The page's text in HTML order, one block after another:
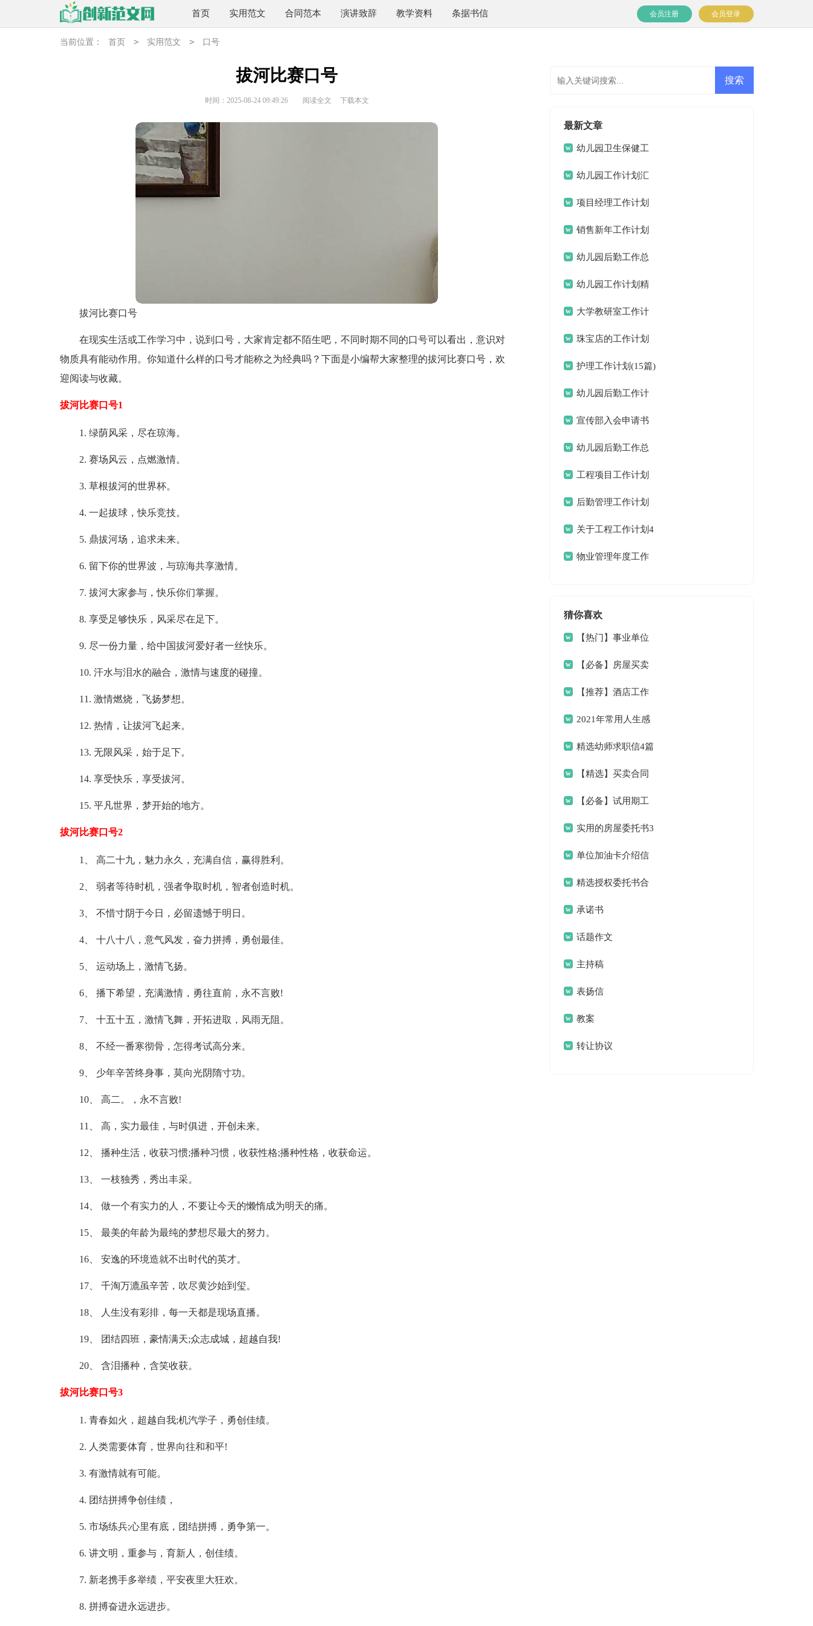
首页 实用范文 合同范本 演讲致辞 教学资料 条据书信 会员登录
会员注册
当前位置： 首页 > 实用范文 > 口号
拔河比赛口号
时间：2025-08-24 09:49:26 阅读全文 下载本文
拔河比赛口号
在现实生活或工作学习中，说到口号，大家肯定都不陌生吧，不同时期不同的口号可以看出，意识对
物质具有能动作用。你知道什么样的口号才能称之为经典吗？下面是小编帮大家整理的拔河比赛口号，欢
迎阅读与收藏。
拔河比赛口号1
1. 绿荫风采，尽在琼海。
2. 赛场风云，点燃激情。
3. 草根拔河的世界杯。
4. 一起拔球，快乐竞技。
5. 鼎拔河场，追求未来。
6. 留下你的世界波，与琼海共享激情。
7. 拔河大家参与，快乐你们掌握。
8. 享受足够快乐，风采尽在足下。
9. 尽一份力量，给中国拔河爱好者一丝快乐。
10. 汗水与泪水的融合，激情与速度的碰撞。
11. 激情燃烧，飞扬梦想。
12. 热情，让拔河飞起来。
13. 无限风采，始于足下。
14. 享受快乐，享受拔河。
15. 平凡世界，梦开始的地方。
拔河比赛口号2
1、 高二十九，魅力永久，充满自信，赢得胜利。
2、 弱者等待时机，强者争取时机，智者创造时机。
3、 不惜寸阴于今日，必留遗憾于明日。
4、 十八十八，意气风发，奋力拼搏，勇创最佳。
5、 运动场上，激情飞扬。
6、 播下希望，充满激情，勇往直前，永不言败!
7、 十五十五，激情飞舞，开拓进取，风雨无阻。
8、 不经一番寒彻骨，怎得考试高分来。
9、 少年辛苦终身事，莫向光阴隋寸功。
10、 高二。，永不言败!
11、 高，实力最佳，与时俱进，开创未来。
12、 播种生活，收获习惯;播种习惯，收获性格;播种性格，收获命运。
13、 一枝独秀，秀出丰采。
14、 做一个有实力的人，不要让今天的懒惰成为明天的痛。
15、 最美的年龄为最纯的梦想尽最大的努力。
16、 安逸的环境造就不出时代的英才。
17、 千淘万漉虽辛苦，吹尽黄沙始到玺。
18、 人生没有彩排，每一天都是现场直播。
19、 团结四班，豪情满天;众志成城，超越自我!
20、 含泪播种，含笑收获。
拔河比赛口号3
1. 青春如火，超越自我;机汽学子，勇创佳绩。
2. 人类需要体育，世界向往和和平!
3. 有激情就有可能。
4. 团结拼搏争创佳绩，
5. 市场练兵;心里有底，团结拼搏，勇争第一。
6. 讲文明，重参与，育新人，创佳绩。
7. 新老携手多举绩，平安夜里大狂欢。
8. 拼搏奋进永远进步。
最新文章
幼儿园卫生保健工
作计划(15篇)
幼儿园工作计划汇
编15篇项目经理工作计划
15篇销售新年工作计划
幼儿园后勤工作总
结汇编15篇
幼儿园工作计划精
选15篇大学教研室工作计
划 珠宝店的工作计划
护理工作计划(15篇)
幼儿园后勤工作计
划(15篇)
宣传部入会申请书
幼儿园后勤工作总
结(15篇)
工程项目工作计划
后勤管理工作计划
关于工程工作计划4
篇 物业管理年度工作
猜你喜欢
【热门】事业单位
请假条4篇
【必备】房屋买卖
合同范文6篇
【推荐】酒店工作
总结三篇
2021年常用人生感
言语录33条
精选幼师求职信4篇
【精选】买卖合同
范文9篇【必备】试用期工
作总结合集八篇
实用的房屋委托书3
篇 单位加油卡介绍信
锦集六篇
精选授权委托书合
集5篇承诺书
话题作文
主持稿
表扬信
教案
转让协议